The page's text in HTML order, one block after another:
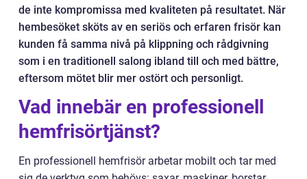
de inte kompromissa med kvaliteten på resultatet. När
hembesöket sköts av en seriös och erfaren frisör kan
kunden få samma nivå på klippning och rådgivning
som i en traditionell salong ibland till och med bättre,
eftersom mötet blir mer ostört och personligt.
Vad innebär en professionell
hemfrisörtjänst?
En professionell hemfrisör arbetar mobilt och tar med